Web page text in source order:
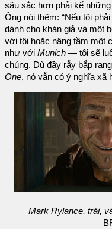
sâu sắc hơn phải kể
Ông nói thêm: “Nếu tôi
dành cho khán giả và một
với tôi hoặc nâng tầm một
như với Munich — tôi sẽ
chúng. Dù đầy rẫy bắp
One, nó vẫn có ý nghĩa xã
Mark Rylance, trái,